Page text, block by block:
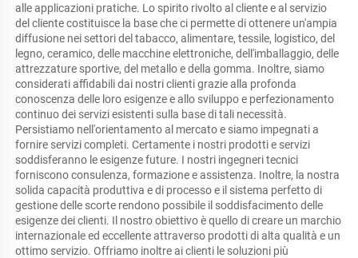
alle applicazioni pratiche. Lo spirito rivolto al cliente e al servizio
del cliente costituisce la base che ci permette di ottenere un'ampia
diffusione nei settori del tabacco, alimentare, tessile, logistico, del
legno, ceramico, delle macchine elettroniche, dell'imballaggio, delle
attrezzature sportive, del metallo e della gomma. Inoltre, siamo
considerati affidabili dai nostri clienti grazie alla profonda
conoscenza delle loro esigenze e allo sviluppo e perfezionamento
continuo dei servizi esistenti sulla base di tali necessità.
Persistiamo nell'orientamento al mercato e siamo impegnati a
fornire servizi completi. Certamente i nostri prodotti e servizi
soddisferanno le esigenze future. I nostri ingegneri tecnici
forniscono consulenza, formazione e assistenza. Inoltre, la nostra
solida capacità produttiva e di processo e il sistema perfetto di
gestione delle scorte rendono possibile il soddisfacimento delle
esigenze dei clienti. Il nostro obiettivo è quello di creare un marchio
internazionale ed eccellente attraverso prodotti di alta qualità e un
ottimo servizio. Offriamo inoltre ai clienti le soluzioni più